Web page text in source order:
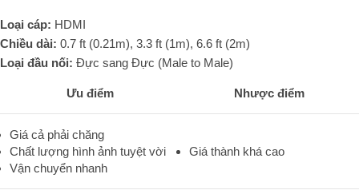
Loại cáp: HDMI
Chiều dài: 0.7 ft (0.21m), 3.3 ft (1m), 6.6 ft (2m)
Loại đầu nối: Đực sang Đực (Male to Male)
Ưu điểm Nhược điểm
Giá cả phải chăng
Chất lượng hình ảnh tuyệt vời
Vận chuyển nhanh
Giá thành khá cao